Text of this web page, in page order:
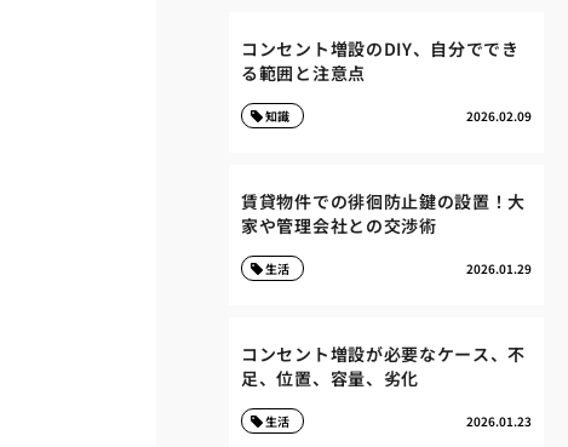
コンセント増設のDIY、自分ででき
る範囲と注意点
2026.02.09
知識
賃貸物件での徘徊防止鍵の設置！大
家や管理会社との交渉術
2026.01.29
生活
コンセント増設が必要なケース、不
足、位置、容量、劣化
2026.01.23
生活